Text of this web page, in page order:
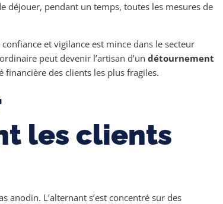
déjouer, pendant un temps, toutes les mesures de
et vigilance est mince dans le secteur
peut devenir l’artisan d’un détournement
des clients les plus fragiles.
les clients
anodin. L’alternant s’est concentré sur des